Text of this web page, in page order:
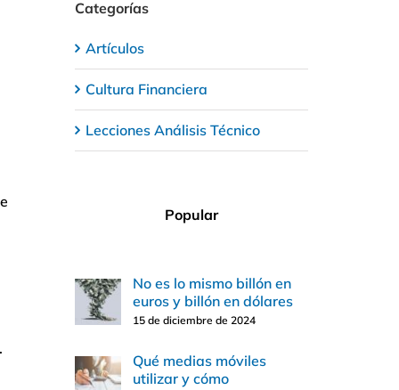
Categorías
Artículos
Cultura Financiera
Lecciones Análisis Técnico
Popular
No es lo mismo billón en
euros y billón en dólares
15 de diciembre de 2024
Qué medias móviles
utilizar y cómo